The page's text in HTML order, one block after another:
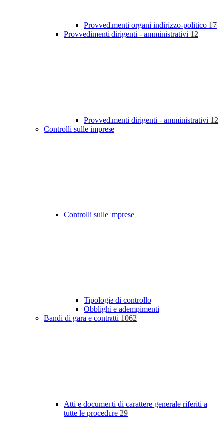
Provvedimenti organi indirizzo-politico 17
Provvedimenti dirigenti - amministrativi 12
Provvedimenti dirigenti - amministrativi 12
Controlli sulle imprese
Controlli sulle imprese
Tipologie di controllo
Obblighi e adempimenti
Bandi di gara e contratti 1062
Atti e documenti di carattere generale riferiti a
tutte le procedure 29